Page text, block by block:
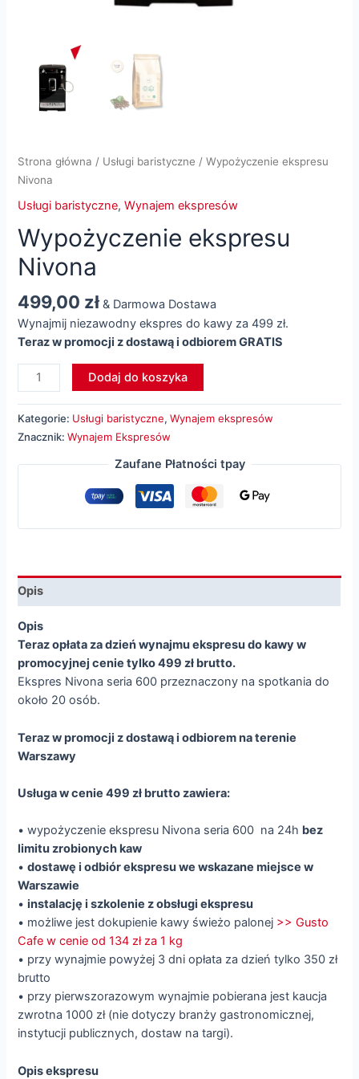
Strona główna / Usługi baristyczne / Wypożyczenie ekspresu
Nivona
Usługi baristyczne,Wynajem ekspresów
Wypożyczenie ekspresu
Nivona
499,00 zł & Darmowa Dostawa
Wynajmij niezawodny ekspres do kawy za 499 zł.
Teraz w promocji z dostawą i odbiorem GRATIS
ilość
Wypożyczenie
ekspresu
Nivona
Dodaj do koszyka
Kategorie: Usługi baristyczne,Wynajem ekspresów
Znacznik:Wynajem Ekspresów
Zaufane Płatności tpay
Opis
Opis
Teraz opłata za dzień wynajmu ekspresu do kawy w
promocyjnej cenie tylko 499 zł brutto.
Ekspres Nivona seria 600 przeznaczony na spotkania do
około 20 osób.
Teraz w promocji z dostawą i odbiorem na terenie
Warszawy
Usługa w cenie 499 zł brutto zawiera:
• wypożyczenie ekspresu Nivona seria 600 na 24h bez
limitu zrobionych kaw
•dostawę i odbiór ekspresu we wskazane miejsce w
Warszawie
•instalację i szkolenie z obsługi ekspresu
• możliwe jest dokupienie kawy świeżo palonej >> Gusto
Cafe w cenie od 134 zł za 1 kg
• przy wynajmie powyżej 3 dni opłata za dzień tylko 350 zł
brutto
• przy pierwszorazowym wynajmie pobierana jest kaucja
zwrotna 1000 zł (nie dotyczy branży gastronomicznej,
instytucji publicznych, dostaw na targi).
Opis ekspresu